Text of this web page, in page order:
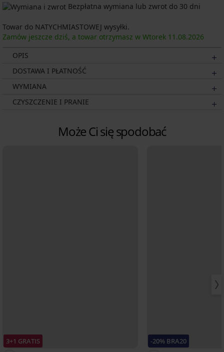
Bezpłatna wymiana lub zwrot do 30 dni
Towar do NATYCHMIASTOWEJ wysyłki.
Zamów jeszcze dziś, a towar otrzymasz w Wtorek 11.08.2026
OPIS
DOSTAWA I PŁATNOŚĆ
WYMIANA
CZYSZCZENIE I PRANIE
Może Ci się spodobać
3+1 GRATIS -20% BRA20